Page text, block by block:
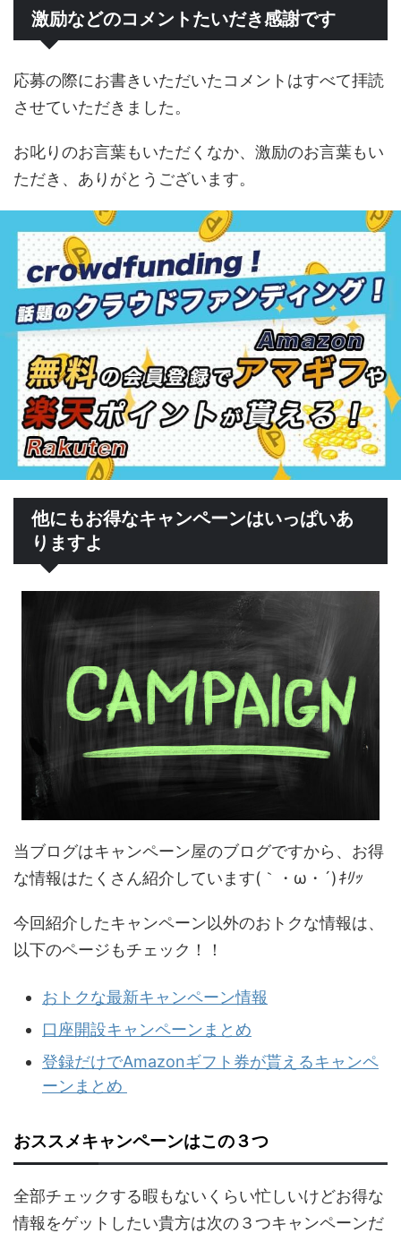
激励などのコメントたいだき感謝です
応募の際にお書きいただいたコメントはすべて拝読
させていただきました。
お叱りのお言葉もいただくなか、激励のお言葉もい
ただき、ありがとうございます。
他にもお得なキャンペーンはいっぱいあ
りますよ
当ブログはキャンペーン屋のブログですから、お得
な情報はたくさん紹介しています(｀・ω・´)ｷﾘｯ
今回紹介したキャンペーン以外のおトクな情報は、
以下のページもチェック！！
おトクな最新キャンペーン情報
口座開設キャンペーンまとめ
登録だけでAmazonギフト券が貰えるキャンペ
ーンまとめ
おススメキャンペーンはこの３つ
全部チェックする暇もないくらい忙しいけどお得な
情報をゲットしたい貴方は次の３つキャンペーンだ